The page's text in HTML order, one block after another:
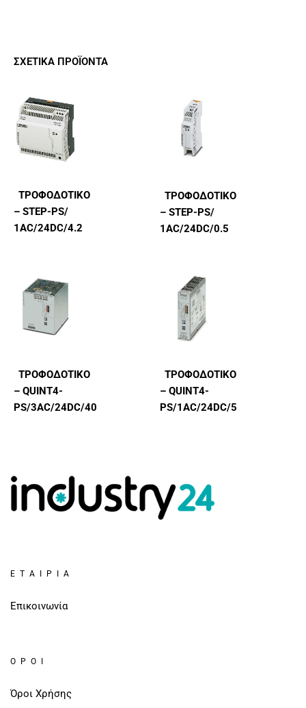
ΣΧΕΤΙΚΆ ΠΡΟΪΌΝΤΑ
TΡΟΦΟΔΟΤΙΚΌ
– STEP-PS/
1AC/24DC/4.2
TΡΟΦΟΔΟΤΙΚΌ
– STEP-PS/
1AC/24DC/0.5
TΡΟΦΟΔΟΤΙΚΌ
– QUINT4-
PS/3AC/24DC/40
ΤΡΟΦΟΔΟΤΙΚΌ
– QUINT4-
PS/1AC/24DC/5
ΕΤΑΙΡΊΑ
Επικοινωνία
ΌΡΟΙ
Όροι Χρήσης